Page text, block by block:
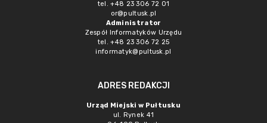
tel. +48 23 306 72 01
or@pultusk.pl
Administrator
Zespół Informatyków Urzędu
tel. +48 23 306 72 25
informatyk@pultusk.pl
ADRES REDAKCJI
Urząd Miejski w Pułtusku
ul. Rynek 41